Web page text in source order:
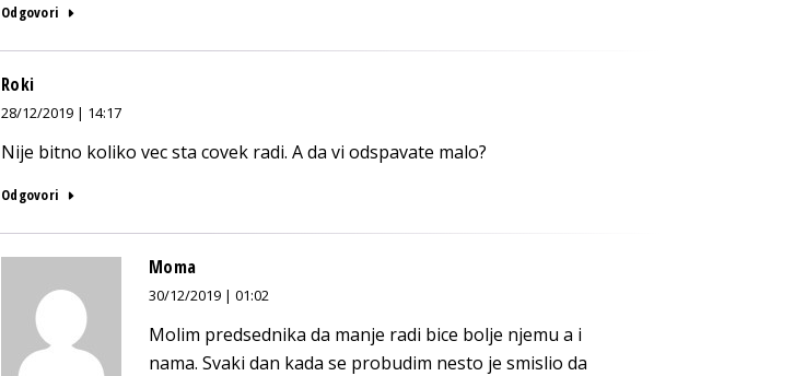
Odgovori
Roki
28/12/2019 | 14:17
Nije bitno koliko vec sta covek radi. A da vi odspavate malo?
Odgovori
Moma
30/12/2019 | 01:02
Molim predsednika da manje radi bice bolje njemu a i
nama. Svaki dan kada se probudim nesto je smislio da